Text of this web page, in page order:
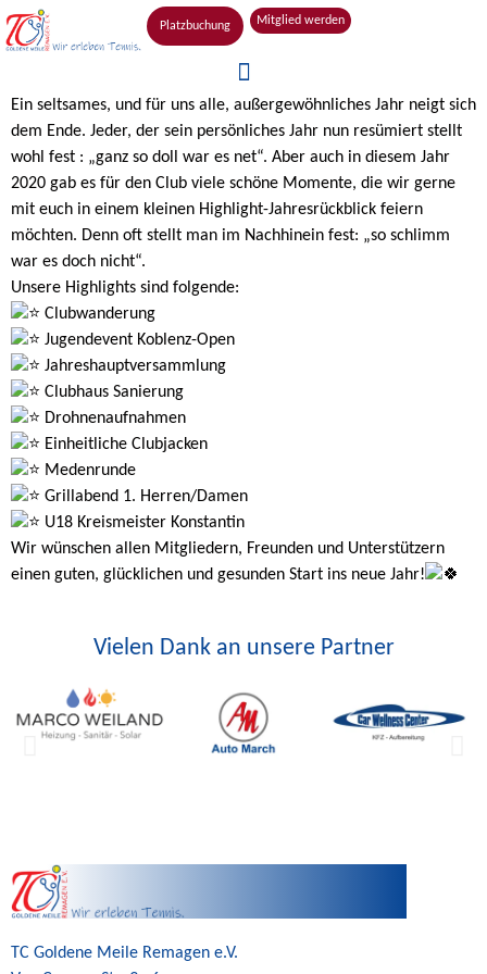
Platzbuchung Mitglied werden
Ein seltsames, und für uns alle, außergewöhnliches Jahr neigt sich
dem Ende. Jeder, der sein persönliches Jahr nun resümiert stellt
wohl fest : „ganz so doll war es net“. Aber auch in diesem Jahr
2020 gab es für den Club viele schöne Momente, die wir gerne
mit euch in einem kleinen Highlight-Jahresrückblick feiern
möchten. Denn oft stellt man im Nachhinein fest: „so schlimm
war es doch nicht“.
Unsere Highlights sind folgende:
Clubwanderung
Jugendevent Koblenz-Open
Jahreshauptversammlung
Clubhaus Sanierung
Drohnenaufnahmen
Einheitliche Clubjacken
Medenrunde
Grillabend 1. Herren/Damen
U18 Kreismeister Konstantin
Wir wünschen allen Mitgliedern, Freunden und Unterstützern
einen guten, glücklichen und gesunden Start ins neue Jahr!
Vielen Dank an unsere Partner
TC Goldene Meile Remagen e.V.